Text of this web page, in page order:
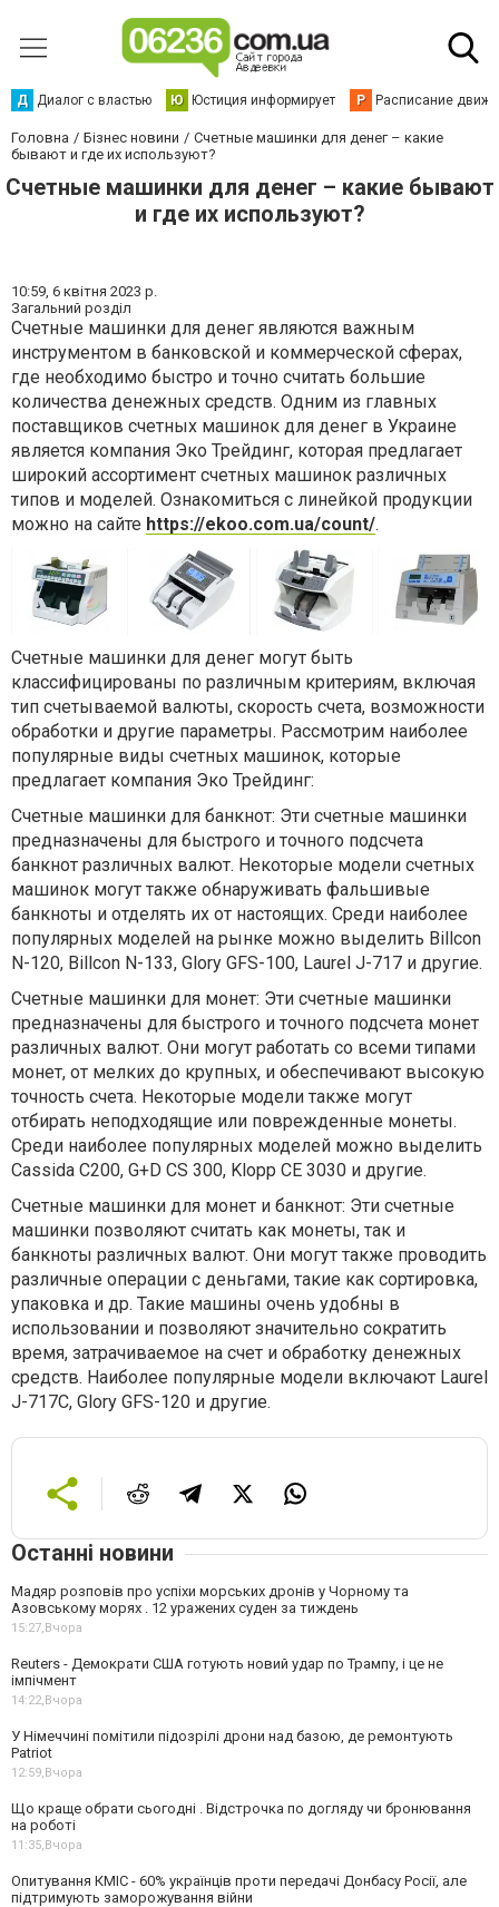
Д Диалог с властью Ю Юстиция информирует Р Расписание
Головна Бізнес новини
Счетные машинки для денег – какие
бывают и где их используют?
Счетные машинки для денег – какие бывают
и где их используют?
10:59, 6 квітня 2023 р.
Загальний розділ
Счетные машинки для денег являются важным
инструментом в банковской и коммерческой сферах,
где необходимо быстро и точно считать большие
количества денежных средств. Одним из главных
поставщиков счетных машинок для денег в Украине
является компания Эко Трейдинг, которая предлагает
широкий ассортимент счетных машинок различных
типов и моделей. Ознакомиться с линейкой продукции
можно на сайте https://ekoo.com.ua/count/.
Счетные машинки для денег могут быть
классифицированы по различным критериям, включая
тип счетываемой валюты, скорость счета, возможности
обработки и другие параметры. Рассмотрим наиболее
популярные виды счетных машинок, которые
предлагает компания Эко Трейдинг:
Счетные машинки для банкнот: Эти счетные машинки
предназначены для быстрого и точного подсчета
банкнот различных валют. Некоторые модели счетных
машинок могут также обнаруживать фальшивые
банкноты и отделять их от настоящих. Среди наиболее
популярных моделей на рынке можно выделить Billcon
N-120, Billcon N-133, Glory GFS-100, Laurel J-717 и другие.
Счетные машинки для монет: Эти счетные машинки
предназначены для быстрого и точного подсчета монет
различных валют. Они могут работать со всеми типами
монет, от мелких до крупных, и обеспечивают высокую
точность счета. Некоторые модели также могут
отбирать неподходящие или поврежденные монеты.
Среди наиболее популярных моделей можно выделить
Cassida C200, G+D CS 300, Klopp CE 3030 и другие.
Счетные машинки для монет и банкнот: Эти счетные
машинки позволяют считать как монеты, так и
банкноты различных валют. Они могут также проводить
различные операции с деньгами, такие как сортировка,
упаковка и др. Такие машины очень удобны в
использовании и позволяют значительно сократить
время, затрачиваемое на счет и обработку денежных
средств. Наиболее популярные модели включают Laurel
J-717C, Glory GFS-120 и другие.
Останні новини
Мадяр розповів про успіхи морських дронів у Чорному та
Азовському морях . 12 уражених суден за тиждень
15:27,Вчора
Reuters - Демократи США готують новий удар по Трампу, і це не
імпічмент
14:22,Вчора
У Німеччині помітили підозрілі дрони над базою, де ремонтують
Patriot
12:59,Вчора
Що краще обрати сьогодні . Відстрочка по догляду чи бронювання
на роботі
11:35,Вчора
Опитування КМІС - 60% українців проти передачі Донбасу Росії, але
підтримують заморожування війни